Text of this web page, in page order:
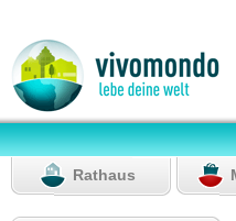
Rathaus